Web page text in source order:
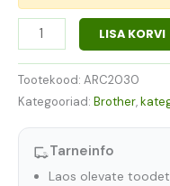
LISA KORVI
Tootekood: ARC2030
Kategooriad: Brother,
Tarneinfo
Laos olevate